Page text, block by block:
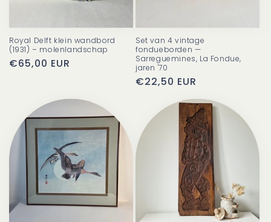
Royal Delft klein wandbord
(1931) – molenlandschap
Normale
€65,00 EUR
Set van 4 vintage
fondueborden —
Sarreguemines, La Fondue,
jaren '70
Normale
€22,50 EUR